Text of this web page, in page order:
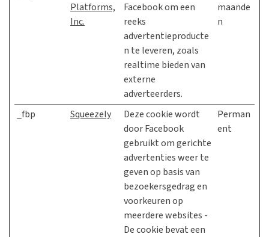
Platforms,
Inc.
Facebook om een
reeks
advertentieproducte
n te leveren, zoals
realtime bieden van
externe
adverteerders.
maande
n
_fbp Squeezely
Deze cookie wordt
door Facebook
gebruikt om gerichte
advertenties weer te
geven op basis van
bezoekersgedrag en
voorkeuren op
meerdere websites -
De cookie bevat een
Perman
ent